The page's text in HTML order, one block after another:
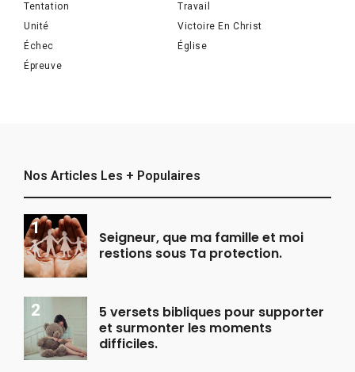
Tentation
Travail
Unité
Victoire En Christ
Échec
Église
Épreuve
Nos Articles Les + Populaires
Seigneur, que ma famille et moi
restions sous Ta protection.
5 versets bibliques pour supporter
et surmonter les moments
difficiles.